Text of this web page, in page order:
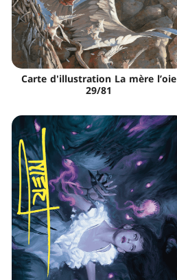
Carte d'illustration La mère l’oie
29/81